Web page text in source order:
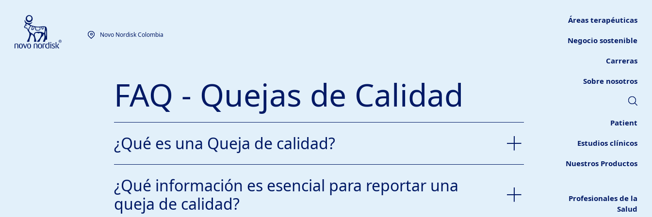
Novo Nordisk Colombia
Áreas terapéuticas
Negocio sostenible
Carreras
Sobre nosotros
Patient
Estudios clínicos
Nuestros Productos
Profesionales de la
Salud
FAQ - Quejas de Calidad
¿Qué es una Queja de calidad?
¿Qué información es esencial para reportar una
queja de calidad?